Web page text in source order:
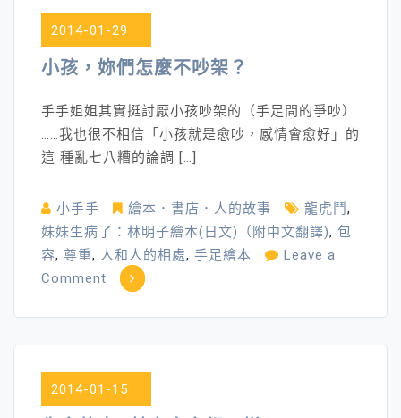
好
的
人
2014-01-29
小孩，妳們怎麼不吵架？
手手姐姐其實挺討厭小孩吵架的（手足間的爭吵）
……我也很不相信「小孩就是愈吵，感情會愈好」的
這 種亂七八糟的論調 […]
小手手 繪本．書店．人的故事 龍虎鬥 ,
妹妹生病了：林明子繪本(日文)（附中文翻譯), 包
容, 尊重, 人和人的相處, 手足繪本
Leave a
Comment on
妳
們
怎
2014-01-15